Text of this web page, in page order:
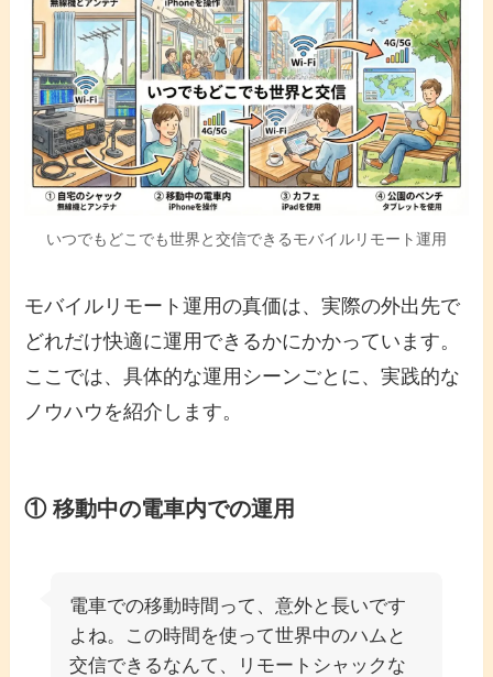
いつでもどこでも世界と交信できるモバイルリモート運用
モバイルリモート運用の真価は、実際の外出先で
どれだけ快適に運用できるかにかかっています。
ここでは、具体的な運用シーンごとに、実践的な
ノウハウを紹介します。
① 移動中の電車内での運用
電車での移動時間って、意外と長いです
よね。この時間を使って世界中のハムと
交信できるなんて、リモートシャックな